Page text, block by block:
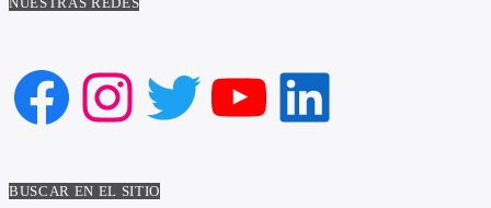
Facebook
Instagram
Twitter
YouTube
LinkedIn
BUSCAR EN EL SITIO